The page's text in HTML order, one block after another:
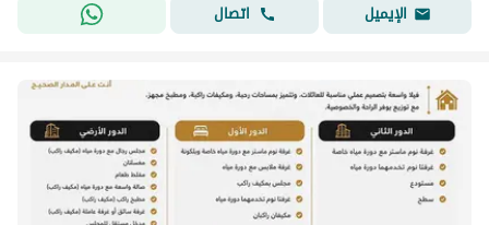
الإيميل
اتصال